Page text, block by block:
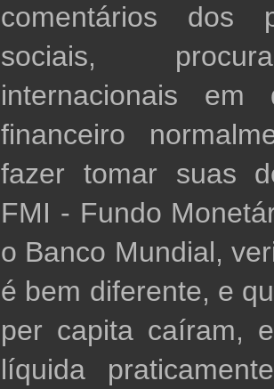
comentários dos
sociais,
internacionais
financeiro
fazer tomar suas
FMI - Fundo
o Banco Mundial,
é bem diferente, e
per capita caíram,
líquida